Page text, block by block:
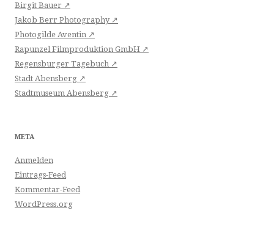
Birgit Bauer ↗
Jakob Berr Photography ↗
Photogilde Aventin ↗
Rapunzel Filmproduktion GmbH ↗
Regensburger Tagebuch ↗
Stadt Abensberg ↗
Stadtmuseum Abensberg ↗
META
Anmelden
Eintrags-Feed
Kommentar-Feed
WordPress.org